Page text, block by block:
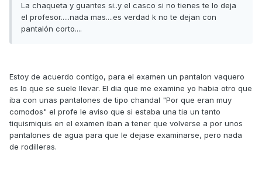
La chaqueta y guantes si..y el casco si no tienes te lo deja
el profesor.....nada mas....es verdad k no te dejan con
pantalón corto....
Estoy de acuerdo contigo, para el examen un pantalon vaquero
es lo que se suele llevar. El dia que me examine yo habia otro que
iba con unas pantalones de tipo chandal "Por que eran muy
comodos" el profe le aviso que si estaba una tia un tanto
tiquismiquis en el examen iban a tener que volverse a por unos
pantalones de agua para que le dejase examinarse, pero nada
de rodilleras.